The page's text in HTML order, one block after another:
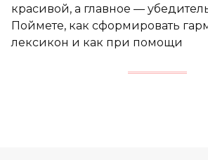
красивой, а главное —
Поймете, как сформировать
лексикон и как при помощи